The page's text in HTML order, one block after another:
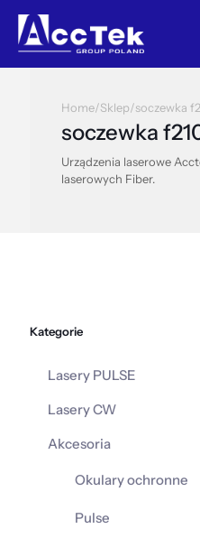
Home/Sklep/soczewka
soczewka
Urządzenia laserowe
laserowych Fiber.
Kategorie
Lasery PULSE
Lasery CW
Akcesoria
Okulary ochronne
Pulse